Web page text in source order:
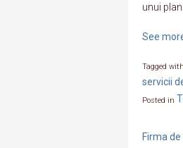
unui
See
Tagged
servicii
Posted in
Firma